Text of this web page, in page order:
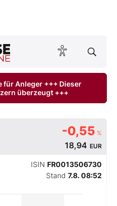
ONLINE lesen
für Anleger +++ Dieser
überzeugt +++
-0,55 %
18,94 EUR
ISIN FR0013506730
Stand 7.8. 08:52